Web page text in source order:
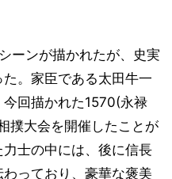
ーンが描かれたが、史実
。家臣である太田牛一
回描かれた1570(永禄
撲大会を開催したことが
士の中には、後に信長
っており、豪華な褒美